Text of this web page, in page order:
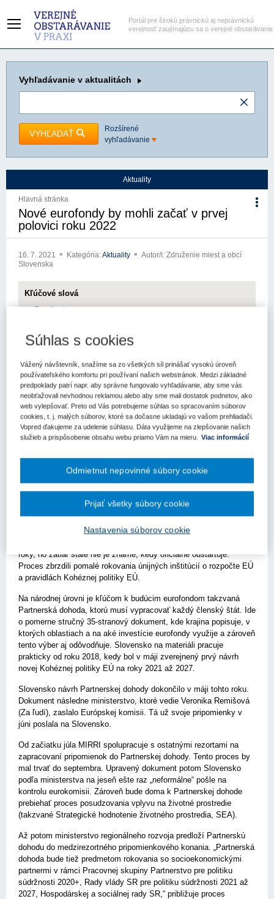
Portál pre širokú právnickú aj neprávnickú
verejnosť zaujímajúcu sa o verejné obstarávanie
Vyhľadávanie v aktualitách
VYHĽADAŤ
Rozšírené
vyhľadávanie
Aktuality
Hlavná stránka
Nové eurofondy by mohli začať v prvej
polovici roku 2022
16. 7. 2021 Kategória:Aktuality
Autor/i: Združenie miest a obcí
Slovenska
Kľúčové slová
Eurofondy
Bratislava – 14. júla 2021 - Ministerstvo životného prostredia
dnes vládu informovalo o úrovni implementácie Národného
akčného plánu pre zelené verejné obstarávanie za rok 2020,
ktorého cieľom bolo dosiahnuť aby orgány štátnej správy
zabezpečovali zeleným verejným obstarávaním 50 %
zákaziek.
Na prvé výzvy a projekty nového programového obdobia si
odpovedí, ktoré ministerstvo investícií, regionálneho rozvoja a
informatizácie (MIRRI) zaslalo portálu EURACTIV Slovensko.
Slovensko bude môcť v nasledujúcich siedmich rokoch z fondov
Kohéznej politiky EÚ čerpať 12,8 miliardy eur.
Trajektória Partnerskej dohody
roky, no zatiaľ stále nie je známe, kedy oficiálne odštartuje.
Proces zbrzdili pomalé rokovania únijných inštitúcií o rozpočte EÚ
a pravidlách Kohéznej politiky EÚ.
Na národnej úrovni je kľúčom k budúcim eurofondom takzvaná
Partnerská dohoda, ktorú musí vypracovať každý členský štát. Ide
o pomerne stručný 35-stranový dokument, kde krajina popisuje, v
ktorých oblastiach a na aké investície eurofondy využije a zároveň
tento výber aj odôvodňuje. Slovensko na materiáli pracuje
prakticky od roku 2018, kedy bol v máji zverejnený prvý návrh
novej Kohéznej politiky EÚ na roky 2021 až 2027.
Slovensko návrh Partnerskej dohody dokončilo v máji tohto roku.
Dokument následne ministerstvo, ktoré vedie Veronika Remišová
(Za ľudí), zaslalo Európskej komisii. Tá už svoje pripomienky v
júni poslala na Slovensko.
Od začiatku júla MIRRI spolupracuje s ostatnými rezortami na
zapracovaní pripomienok do Partnerskej dohody. Tento proces by
mal trvať do septembra. Upravený dokument potom Slovensko
podľa ministerstva na jeseň ešte raz „neformálne“ pošle na
kontrolu eurokomisii. Zároveň bude doma k Partnerskej dohode
prebiehať proces posudzovania vplyvu na životné prostredie
(takzvané Strategické hodnotenie životného prostredia, SEA).
Až potom ministerstvo regionálneho rozvoja predloží Partnerskú
dohodu do medzirezortného pripomienkového konania. „Partnerská
dohoda bude tiež predmetom rokovania so socioekonomickými
partnermi v rámci Pracovnej skupiny Partnerstvo pre politiku
súdržnosti 2020+, Rady vlády SR pre politiku súdržnosti 2021 až
2027, Hospodárskej a sociálnej rady SR,“ približuje proces
Súhlas s cookies
Vážený návštevník, snažíme sa zo všetkých síl prinášať vysokú úroveň
používateľského komfortu pri používaní našich webstránok. Medzi základné
predpoklady patrí napr. aby správne fungovalo vyhľadávanie, aby sme vás
neobťažovali nevhodnou reklamou alebo aby sme mali dostatok podnetov, ako
web vylepšovať. Preto od Vás potrebujeme súhlas so spracovaním súborov
cookies, t. j. malých súborov, ktoré sa dočasne ukladajú vo vašom prehliadači.
Vopred ďakujeme za udelenie súhlasu. Dáta využijeme na zlepšovanie našich
služieb a prispôsobenie obsahu webu priamo Vám na mieru. Viac informácií
Nastavenia súborov cookie
Odmietnut nepovinné súbory cookie
Prijať všetky súbory cookie